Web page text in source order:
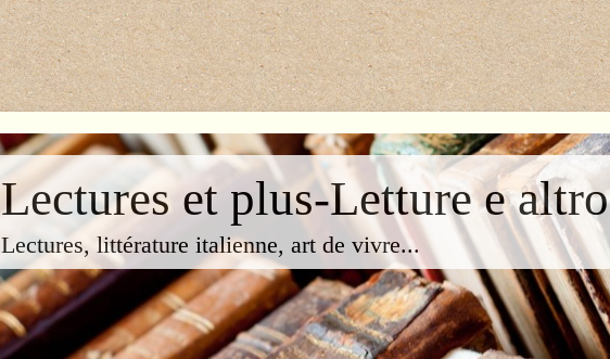
Lectures et plus-Letture e altro
Lectures, littérature italienne, art de vivre...